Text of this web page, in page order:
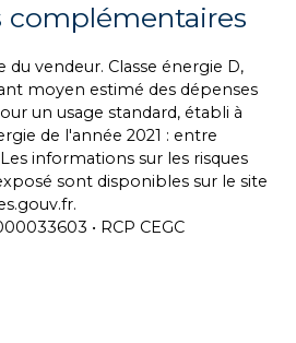
complémentaires
du vendeur. Classe énergie D,
moyen estimé des dépenses
un usage standard, établi à
de l'année 2021 : entre
informations sur les risques
sont disponibles sur le site
• RCP CEGC